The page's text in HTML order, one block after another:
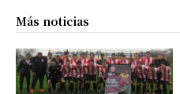
Más noticias